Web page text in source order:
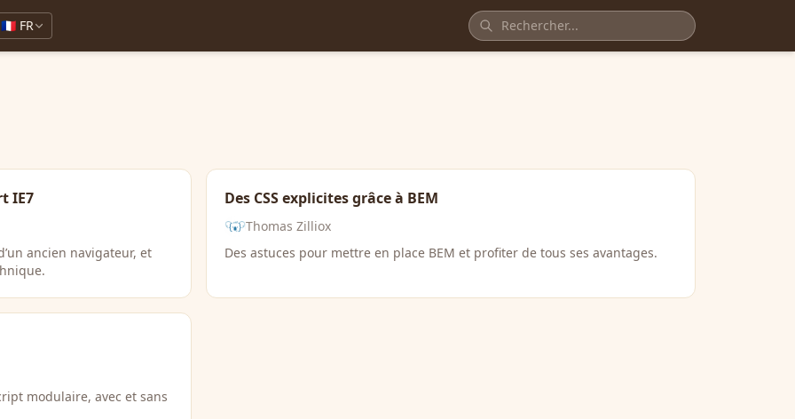
🇫🇷 FR
IE7
ancien navigateur, et
Des CSS explicites grâce à BEM
Thomas Zilliox
Des astuces pour mettre en place BEM et profiter de tous ses avantages.
modulaire, avec et sans